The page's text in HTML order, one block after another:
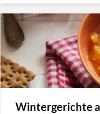
Wintergerichte